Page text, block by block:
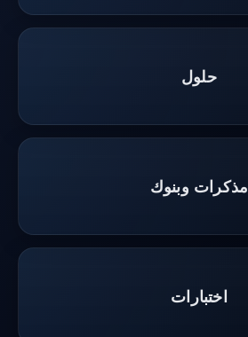
حلول
مذكرات وبنوك
اختبارات